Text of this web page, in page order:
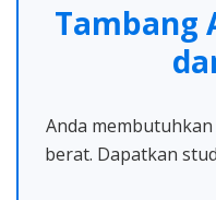
Tambang
Anda
berat. Dapatkan